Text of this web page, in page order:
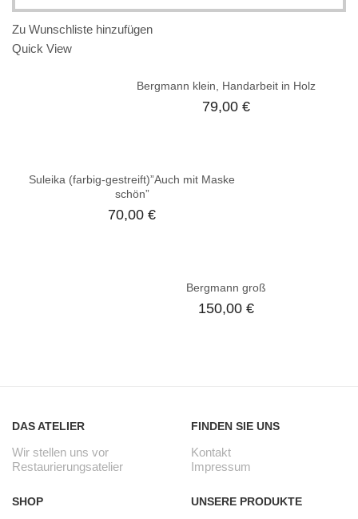
Zu Wunschliste hinzufügen
Quick View
Bergmann klein, Handarbeit in Holz
79,00 €
Suleika (farbig-gestreift)”Auch mit Maske
schön”
70,00 €
Bergmann groß
150,00 €
DAS ATELIER
Wir stellen uns vor
Restaurierungsatelier
SHOP
FINDEN SIE UNS
Kontakt
Impressum
UNSERE PRODUKTE